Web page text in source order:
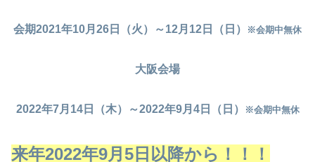
会期2021年10月26日（火）～12月12日（日） ※会期中無休
大阪会場
2022年7月14日（木）～2022年9月4日（日） ※会期中無休
来年2022年9月5日以降から！！！